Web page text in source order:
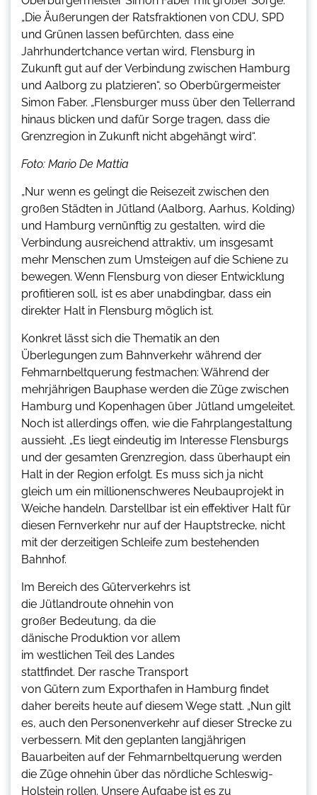
„Die Äußerungen der Ratsfraktionen von CDU, SPD
und Grünen lassen befürchten, dass eine
Jahrhundertchance vertan wird, Flensburg in
Zukunft gut auf der Verbindung zwischen Hamburg
und Aalborg zu platzieren“, so Oberbürgermeister
Simon Faber. „Flensburger muss über den Tellerrand
hinaus blicken und dafür Sorge tragen, dass die
Grenzregion in Zukunft nicht abgehängt wird“.
Foto: Mario De Mattia
„Nur wenn es gelingt die Reisezeit zwischen den
großen Städten in Jütland (Aalborg, Aarhus, Kolding)
und Hamburg vernünftig zu gestalten, wird die
Verbindung ausreichend attraktiv, um insgesamt
mehr Menschen zum Umsteigen auf die Schiene zu
bewegen. Wenn Flensburg von dieser Entwicklung
profitieren soll, ist es aber unabdingbar, dass ein
direkter Halt in Flensburg möglich ist.
Konkret lässt sich die Thematik an den
Überlegungen zum Bahnverkehr während der
Fehmarnbeltquerung festmachen: Während der
mehrjährigen Bauphase werden die Züge zwischen
Hamburg und Kopenhagen über Jütland umgeleitet.
Noch ist allerdings offen, wie die Fahrplangestaltung
aussieht. „Es liegt eindeutig im Interesse Flensburgs
und der gesamten Grenzregion, dass überhaupt ein
Halt in der Region erfolgt. Es muss sich ja nicht
gleich um ein millionenschweres Neubauprojekt in
Weiche handeln. Darstellbar ist ein effektiver Halt für
diesen Fernverkehr nur auf der Hauptstrecke, nicht
mit der derzeitigen Schleife zum bestehenden
Bahnhof.
Im Bereich des Güterverkehrs ist
die Jütlandroute ohnehin von
großer Bedeutung, da die
dänische Produktion vor allem
im westlichen Teil des Landes
stattfindet. Der rasche Transport
von Gütern zum Exporthafen in Hamburg findet
daher bereits heute auf diesem Wege statt. „Nun gilt
es, auch den Personenverkehr auf dieser Strecke zu
verbessern. Mit den geplanten langjährigen
Bauarbeiten auf der Fehmarnbeltquerung werden
die Züge ohnehin über das nördliche Schleswig-
Holstein rollen. Unsere Aufgabe ist es zu